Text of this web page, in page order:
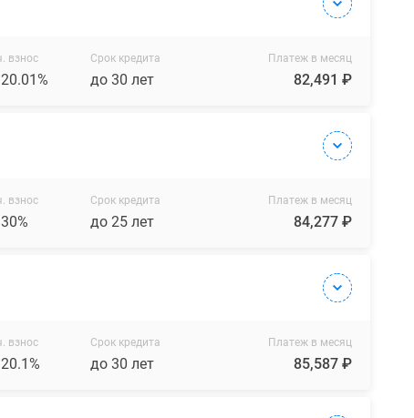
взнос Срок кредита
до 30 лет
Платеж в месяц
82,491 ₽
взнос Срок кредита
до 25 лет
Платеж в месяц
84,277 ₽
взнос Срок кредита
до 30 лет
Платеж в месяц
85,587 ₽